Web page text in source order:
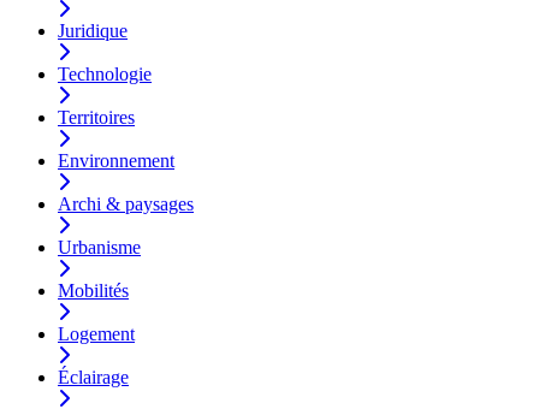
Juridique
Technologie
Territoires
Environnement
Archi & paysages
Urbanisme
Mobilités
Logement
Éclairage